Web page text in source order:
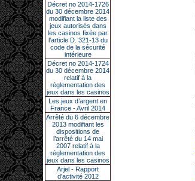
Décret no 2014-1726
du 30 décembre 2014
modifiant la liste des
jeux autorisés dans
les casinos fixée par
l’article D. 321-13 du
code de la sécurité
intérieure
Décret no 2014-1724
du 30 décembre 2014
relatif à la
réglementation des
jeux dans les casinos
Les jeux d’argent en
France - Avril 2014
Arrêté du 6 décembre
2013 modifiant les
dispositions de
l’arrêté du 14 mai
2007 relatif à la
réglementation des
jeux dans les casinos
Arjel - Rapport
d'activité 2012